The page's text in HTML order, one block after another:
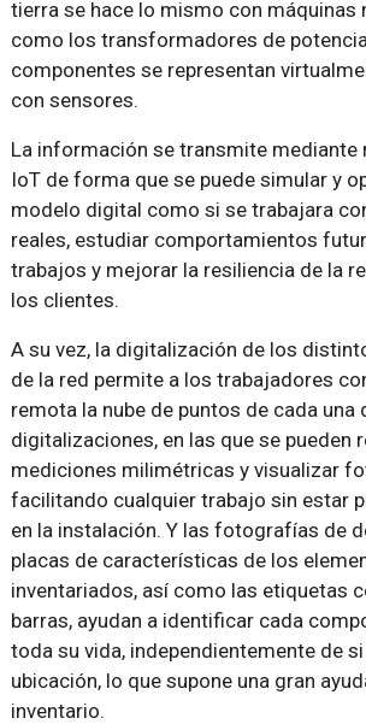
tierra se hace lo mismo con máquinas
como los transformadores de
componentes se representan
con sensores.
La información se transmite mediante
IoT de forma que se puede simular y
modelo digital como si se trabajara
reales, estudiar comportamientos
trabajos y mejorar la resiliencia de la
los clientes.
A su vez, la digitalización de los
de la red permite a los trabajadores
remota la nube de puntos de cada una
digitalizaciones, en las que se pueden
mediciones milimétricas y visualizar
facilitando cualquier trabajo sin estar
en la instalación. Y las fotografías de
placas de características de los
inventariados, así como las etiquetas
barras, ayudan a identificar cada
toda su vida, independientemente de
ubicación, lo que supone una gran
inventario.